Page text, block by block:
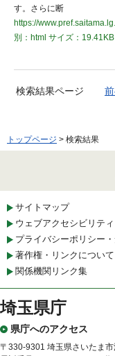
す。さらに断
https://
別：html サイズ：19.41KB
検索結果ページ
トップページ > 検索結果
サイトマップ
ウェブアクセシビリティ
プライバシーポリシー
著作権・リンクについて
関係機関リンク集
埼玉県庁
県庁へのアクセス
〒330-9301 埼玉県さいたま